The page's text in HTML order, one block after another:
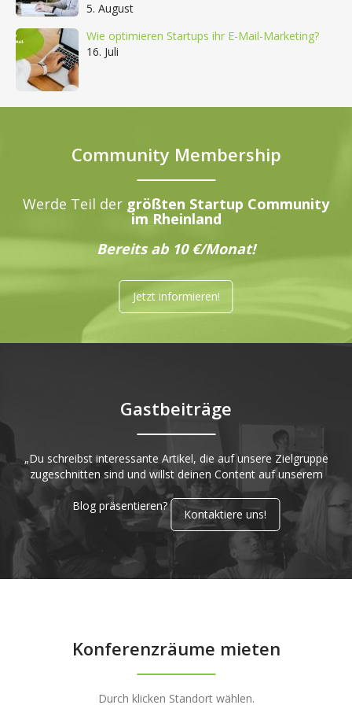
5. August
Wie optimieren Startups ihr E-Mail-Marketing?
16. Juli
Community Membership
Werde Teil der größten Startup Community
im Rheinland
Bereits ab 10 €/Monat!
Jetzt informieren!
Gastbeiträge
„Du schreibst interessante Artikel, die auf unsere Zielgruppe
zugeschnitten sind und willst deinen Content auf unserem
Blog präsentieren?
Kontaktiere uns!
Konferenzräume mieten
Durch klicken Standort wählen.